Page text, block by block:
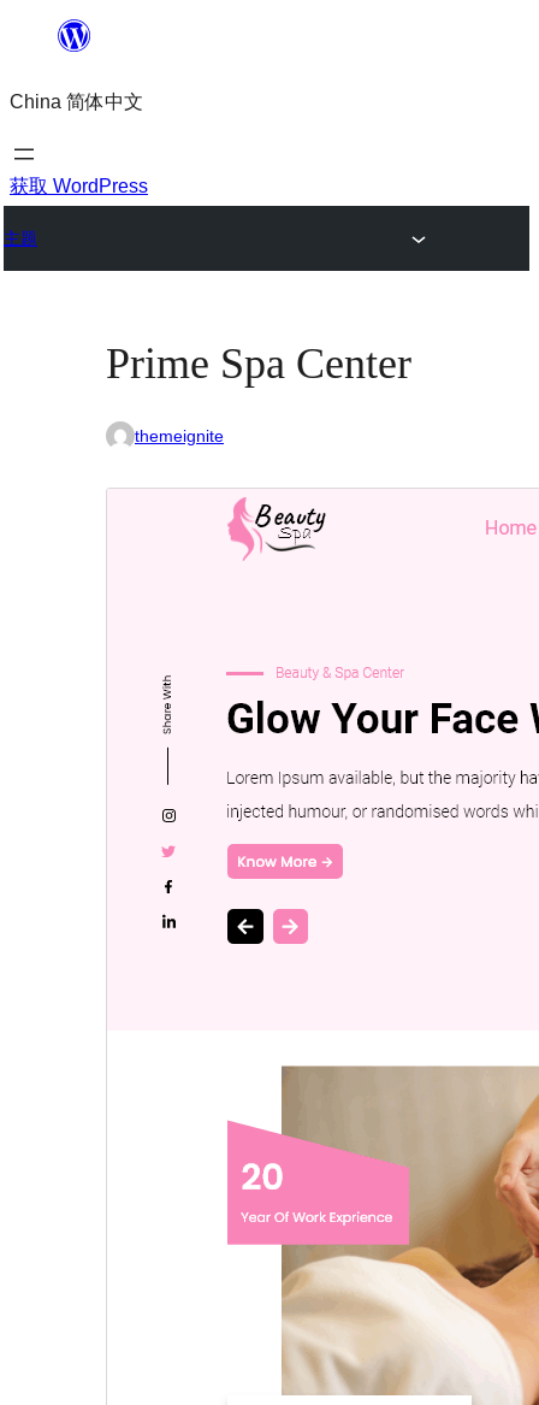
内
容
China 简体中文
获取 WordPress
主题
Prime Spa Center
themeignite